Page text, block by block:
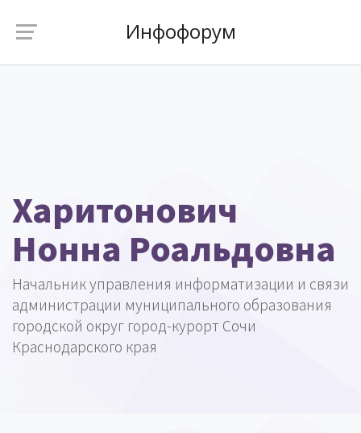
Инфофорум
Харитонович
Нонна Роальдовна
Начальник управления информатизации и связи
администрации муниципального образования
городской округ город-курорт Сочи
Краснодарского края